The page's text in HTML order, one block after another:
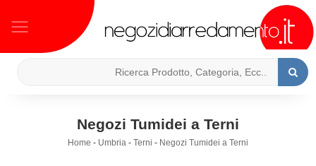
Negozi Tumidei a Terni
Home - Umbria - Terni - Negozi Tumidei a Terni